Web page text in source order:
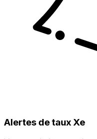
Alertes de taux Xe